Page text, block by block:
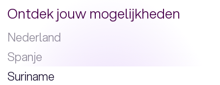
Ontdek jouw mogelijkheden
Nederland
Spanje
Suriname